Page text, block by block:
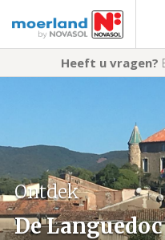
Heeft u vragen?
Ontdek
De Languedoc